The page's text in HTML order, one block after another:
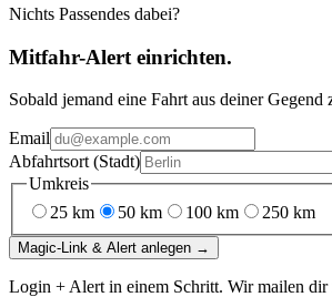
Nichts Passendes dabei?
Mitfahr-Alert einrichten.
Sobald jemand eine Fahrt aus deiner Gegend
Email
Abfahrtsort (Stadt)
Umkreis
25 km 50 km 100 km 250 km
Magic-Link & Alert anlegen →
Login + Alert in einem Schritt. Wir mailen dir